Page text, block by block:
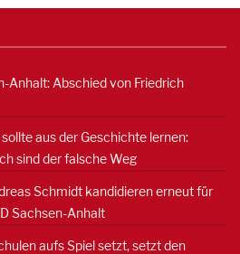
Anhalt: Abschied von Friedrich
aus der Geschichte lernen:
sind der falsche Weg
Schmidt kandidieren erneut für
Sachsen-Anhalt
aufs Spiel setzt, setzt den